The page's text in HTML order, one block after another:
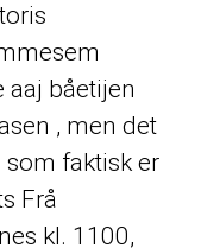
aaj båetijen
, men det
som faktisk er
Frå
kl. 1100,